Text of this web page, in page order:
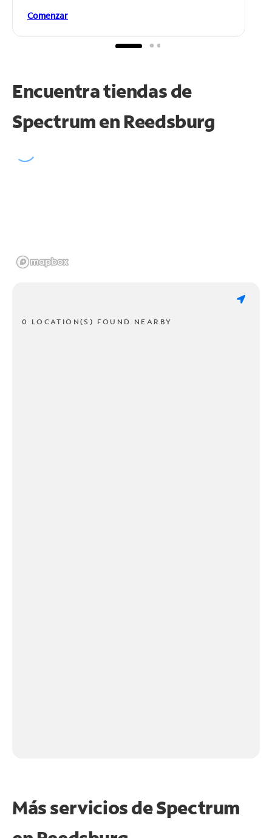
Comenzar
Encuentra tiendas de
Spectrum en Reedsburg
0 LOCATION(S) FOUND NEARBY
Más servicios de Spectrum